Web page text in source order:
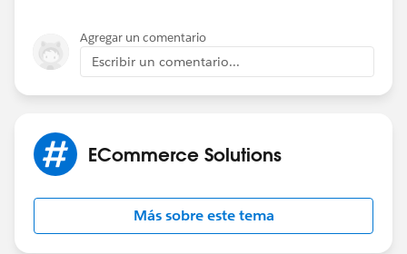
Agregar un comentario
Escribir un comentario...
ECommerce Solutions
Más sobre este tema